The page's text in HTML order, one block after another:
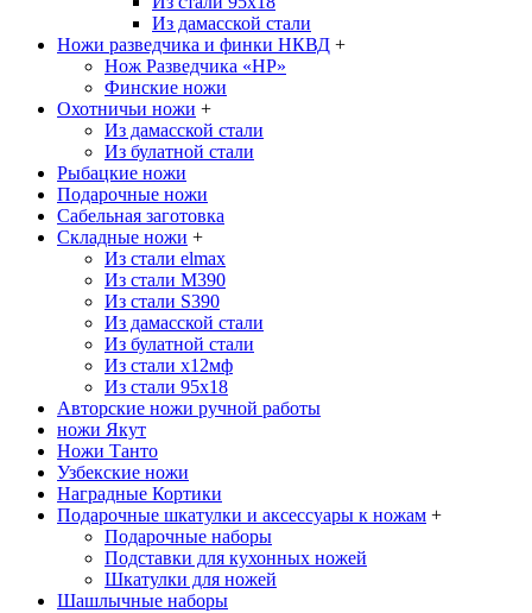
Из дамасской стали
Ножи разведчика и финки НКВД +
Нож Разведчика «НР»
Финские ножи
Охотничьи ножи +
Из дамасской стали
Из булатной стали
Рыбацкие ножи
Подарочные ножи
Сабельная заготовка
Складные ножи +
Из стали elmax
Из стали М390
Из стали S390
Из дамасской стали
Из булатной стали
Из стали х12мф
Из стали 95х18
Авторские ножи ручной работы
ножи Якут
Ножи Танто
Узбекские ножи
Наградные Кортики
Подарочные шкатулки и аксессуары к ножам +
Подарочные наборы
Подставки для кухонных ножей
Шкатулки для ножей
Шашлычные наборы